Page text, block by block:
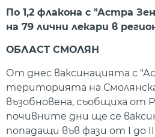
По 1,2 флакона с "Астра
на 79 лични лекари в
ОБЛАСТ СМОЛЯН
От днес ваксинацията с
територията на
възобновена, съобщиха от
почивните дни ще се
попадащи във фази от I до